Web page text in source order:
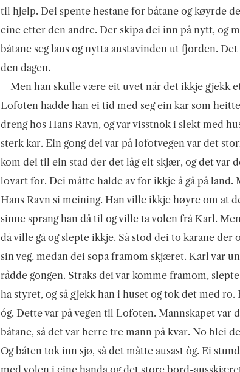
til hjelp. Dei spente hestane for båtane og køyrde
eine etter den andre. Der skipa dei inn på nytt, og
båtane seg laus og nytta austavinden ut fjorden.
den dagen.
Men han skulle være eit uvet når det ikkje gjekk
Lofoten hadde han ei tid med seg ein kar som
dreng hos Hans Ravn, og var visstnok i slekt med
sterk kar. Ein gong dei var på lofotvegen var det
kom dei til ein stad der det låg eit skjær, og det var
lovart for. Dei måtte halde av for ikkje å gå på
Hans Ravn si meining. Han ville ikkje høyre om at
sinne sprang han då til og ville ta volen frå Karl.
då ville gå og slepte ikkje. Så stod dei to karane der
sin veg, medan dei sopa framom skjæret. Karl var
rådde gongen. Straks dei var komme framom,
ha styret, og så gjekk han i huset og tok det med ro.
óg. Dette var på vegen til Lofoten. Mannskapet var
båtane, så det var berre tre mann på kvar. No blei
Og båten tok inn sjø, så det måtte ausast òg. Ei